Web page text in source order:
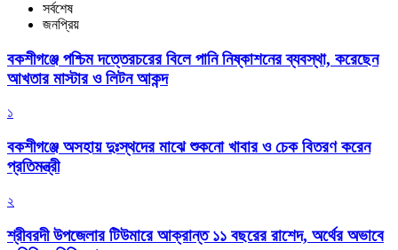
সর্বশেষ
জনপ্রিয়
বকশীগঞ্জে পশ্চিম দত্তেরচরের বিলে পানি নিষ্কাশনের ব্যবস্থা, করেছেন
আখতার মাস্টার ও লিটন আকন্দ
১
বকশীগঞ্জে অসহায় দুঃস্থদের মাঝে শুকনো খাবার ও চেক বিতরণ করেন
প্রতিমন্ত্রী
২
শ্রীবরদী উপজেলার টিউমারে আক্রান্ত ১১ বছরের রাশেদ, অর্থের অভাবে